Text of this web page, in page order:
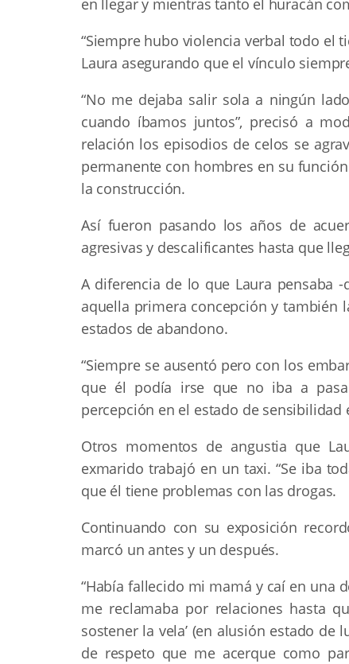
“Siempre hubo violencia verbal todo el
Laura asegurando que el vínculo
“No me dejaba salir sola a ningún
cuando íbamos juntos”, precisó a
relación los episodios de celos se
permanente con hombres en su
la construcción.
Así fueron pasando los años de
agresivas y descalificantes hasta que
A diferencia de lo que Laura pensaba
aquella primera concepción y también
estados de abandono.
“Siempre se ausentó pero con los
que él podía irse que no iba a
percepción en el estado de sensibilidad
Otros momentos de angustia que
exmarido trabajó en un taxi. “Se iba
que él tiene problemas con las drogas.
Continuando con su exposición
marcó un antes y un después.
“Había fallecido mi mamá y caí en una
me reclamaba por relaciones hasta
sostener la vela’ (en alusión estado
de respeto que me acerque como